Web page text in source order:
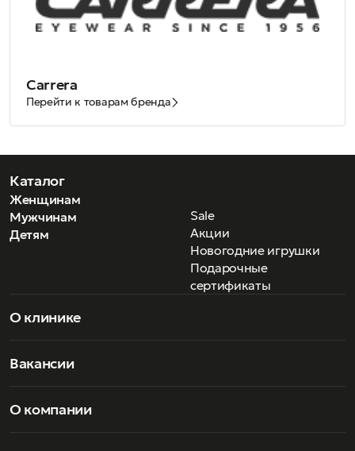
Carrera
Перейти к товарам бренда
Каталог
Женщинам
Мужчинам
Детям
Sale
Акции
Новогодние игрушки
Подарочные
сертификаты
О клинике
Вакансии
О компании